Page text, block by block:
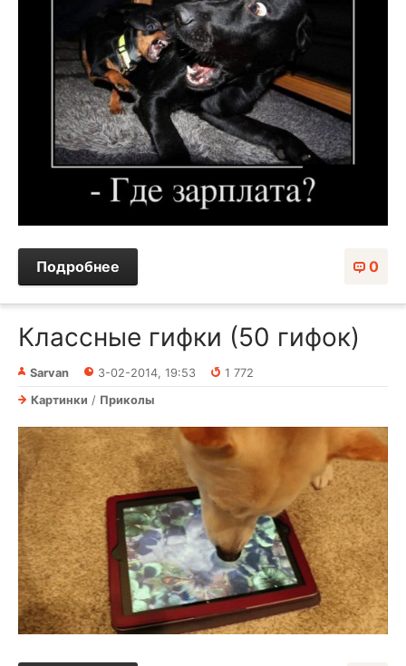
0
Подробнее
Классные гифки (50 гифок)
Sarvan 3-02-2014, 19:53
1 772
Картинки / Приколы